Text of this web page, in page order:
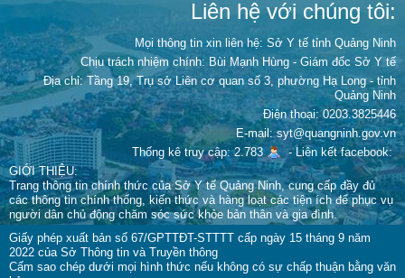
Liên hệ với chúng tôi:
Mọi thông tin xin liên hệ: Sở Y tế tỉnh Quảng Ninh
Chịu trách nhiệm chính: Bùi Mạnh Hùng - Giám đốc Sở Y tế
Địa chỉ: Tầng 19, Trụ sở Liên cơ quan số 3, phường Hạ Long - tỉnh
Quảng Ninh
Điện thoại: 0203.3825446
E-mail: syt@quangninh.gov.vn
Thống kê truy cập: 2.783
-Liên kết facebook:
GIỚI THIỆU:
Trang thông tin chính thức của Sở Y tế Quảng Ninh, cung cấp đầy đủ
các thông tin chính thống, kiến thức và hàng loạt các tiện ích để phục vụ
người dân chủ động chăm sóc sức khỏe bản thân và gia đình.
Giấy phép xuất bản số 67/GPTTĐT-STTTT cấp ngày 15 tháng 9 năm
2022 của Sở Thông tin và Truyền thông
Cấm sao chép dưới mọi hình thức nếu không có sự chấp thuận bằng văn